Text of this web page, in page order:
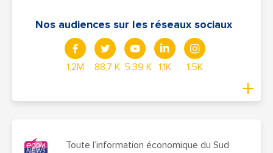
Nos audiences sur les réseaux sociaux
1,2M 88,7 K 5.39 K 1,1K 1.5K
Toute l’information économique du Sud